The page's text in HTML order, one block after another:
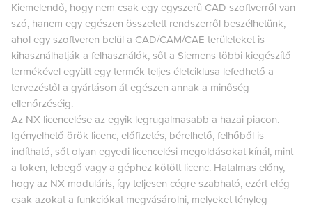
Kiemelendő, hogy nem csak egy egyszerű CAD szoftverről van
szó, hanem egy egészen összetett rendszerről beszélhetünk,
ahol egy szoftveren belül a CAD/CAM/CAE területeket is
kihasználhatják a felhasználók, sőt a Siemens többi kiegészítő
termékével együtt egy termék teljes életciklusa lefedhető a
tervezéstől a gyártáson át egészen annak a minőség
ellenőrzéséig.
Az NX licencelése az egyik legrugalmasabb a hazai piacon.
Igényelhető örök licenc, előfizetés, bérelhető, felhőből is
indítható, sőt olyan egyedi licencelési megoldásokat kínál, mint
a token, lebegő vagy a géphez kötött licenc. Hatalmas előny,
hogy az NX moduláris, így teljesen cégre szabható, ezért elég
csak azokat a funkciókat megvásárolni, melyeket tényleg